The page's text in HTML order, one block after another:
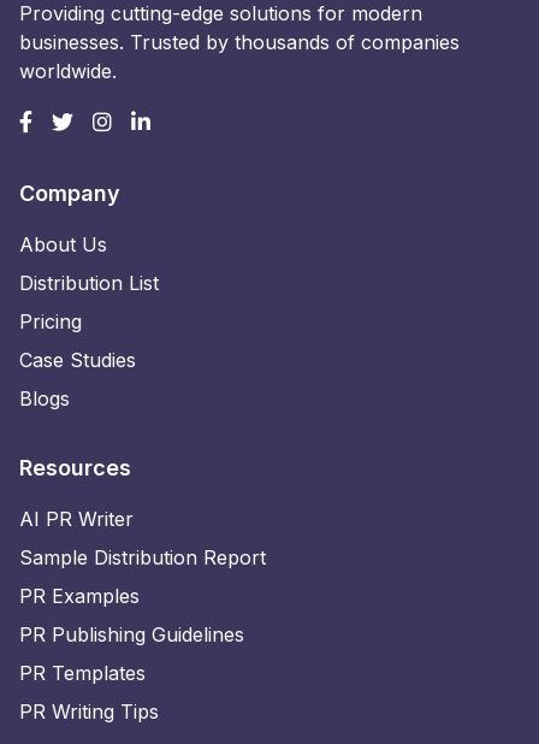
Providing cutting-edge solutions for modern
businesses. Trusted by thousands of companies
worldwide.
Company
About Us
Distribution List
Pricing
Case Studies
Blogs
Resources
AI PR Writer
Sample Distribution Report
PR Examples
PR Publishing Guidelines
PR Templates
PR Writing Tips